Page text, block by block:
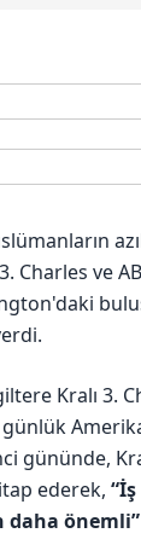
Charles ve
Kralı 3.
günlük
gününde,
ederek,
daha önemli”